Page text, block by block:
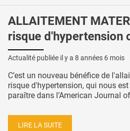
ALLAITEMENT
risque d'hypertension
Actualité publiée il y a 8 années 6 mois
C’est un nouveau bénéfice de
risque d'hypertension, qui nous
paraître dans l’American Journal
LIRE LA SUITE